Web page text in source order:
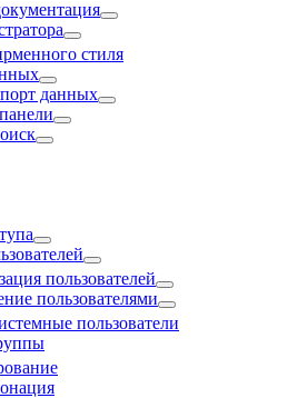
стиля
данных
пользователей
пользователями
пользователи